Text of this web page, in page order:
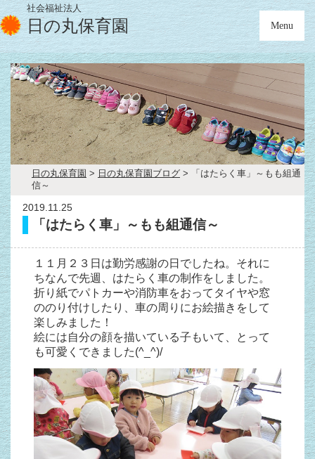
社会福祉法人
日の丸保育園 Menu
日の丸保育園 > 日の丸保育園ブログ >
「はたらく車」～もも組通
信～
2019.11.25
「はたらく車」～もも組通信～
１１月２３日は勤労感謝の日でしたね。それに
ちなんで先週、はたらく車の制作をしました。
折り紙でパトカーや消防車をおってタイヤや窓
ののり付けしたり、車の周りにお絵描きをして
楽しみました！
絵には自分の顔を描いている子もいて、とって
も可愛くできました(^_^)/